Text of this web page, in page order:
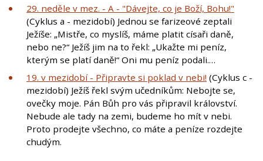
29. neděle v mez. - A - "Dávejte, co je Boží, Bohu!"
(Cyklus a - mezidobí) Jednou se farizeové zeptali
Ježíše: „Mistře, co myslíš, máme platit císaři daně,
nebo ne?“ Ježíš jim na to řekl: „Ukažte mi peníz,
kterým se platí daně!“ Oni mu peníz podali.…
19. v mezidobí - Připravte si poklad v nebi! (Cyklus c -
mezidobí) Ježíš řekl svým učedníkům: Nebojte se,
ovečky moje. Pán Bůh pro vás připravil království.
Nebude ale tady na zemi, budeme ho mít v nebi.
Proto prodejte všechno, co máte a peníze rozdejte
chudým.